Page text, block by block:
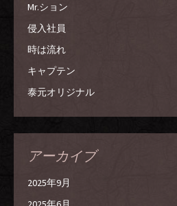
Mr.ション
侵入社員
時は流れ
キャプテン
泰元オリジナル
アーカイブ
2025年9月